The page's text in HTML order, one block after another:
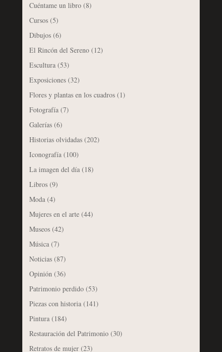
Cuéntame un libro(8)
Cursos(5)
Dibujos(6)
El Rincón del Sereno(12)
Escultura(53)
Exposiciones(32)
Flores y plantas en los cuadros(1)
Fotografía(7)
Galerías(6)
Historias olvidadas(202)
Iconografía(100)
La imagen del día(18)
Libros(9)
Moda(4)
Mujeres en el arte(44)
Museos(42)
Música(7)
Noticias(87)
Opinión(36)
Patrimonio perdido(53)
Piezas con historia(141)
Pintura(184)
Restauración del Patrimonio(30)
Retratos de mujer(23)